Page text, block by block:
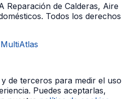
Reparación de Calderas, Aire
. Todos los derechos
MultiAtlas
de terceros para medir el uso
Puedes aceptarlas,